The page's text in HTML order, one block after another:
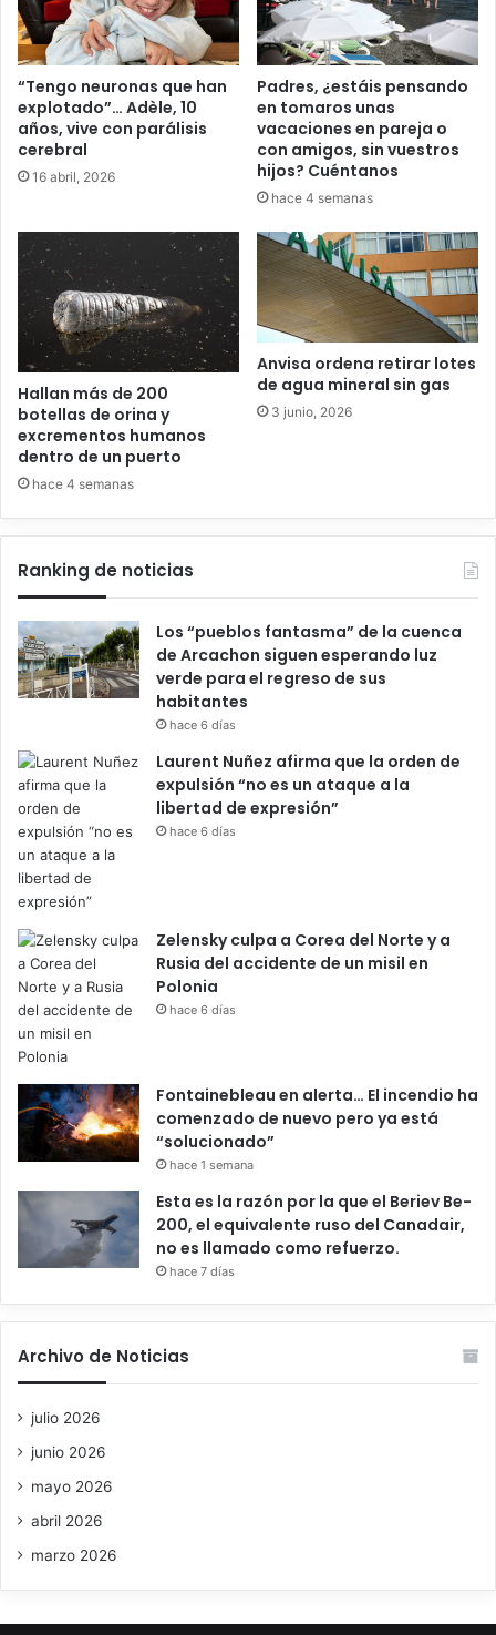
“Tengo neuronas que han
explotado”… Adèle, 10
años, vive con parálisis
cerebral
16 abril, 2026
Padres, ¿estáis pensando
en tomaros unas
vacaciones en pareja o
con amigos, sin vuestros
hijos? Cuéntanos
hace 4 semanas
Hallan más de 200
botellas de orina y
excrementos humanos
dentro de un puerto
hace 4 semanas
Anvisa ordena retirar lotes
de agua mineral sin gas
3 junio, 2026
Ranking de noticias
Los “pueblos fantasma” de la cuenca
de Arcachon siguen esperando luz
verde para el regreso de sus
habitantes
hace 6 días
Laurent Nuñez afirma que la orden de
expulsión “no es un ataque a la
libertad de expresión”
hace 6 días
Zelensky culpa a Corea del Norte y a
Rusia del accidente de un misil en
Polonia
hace 6 días
Fontainebleau en alerta… El incendio ha
comenzado de nuevo pero ya está
“solucionado”
hace 1 semana
Esta es la razón por la que el Beriev Be-
200, el equivalente ruso del Canadair,
no es llamado como refuerzo.
hace 7 días
Archivo de Noticias
julio 2026
junio 2026
mayo 2026
abril 2026
marzo 2026